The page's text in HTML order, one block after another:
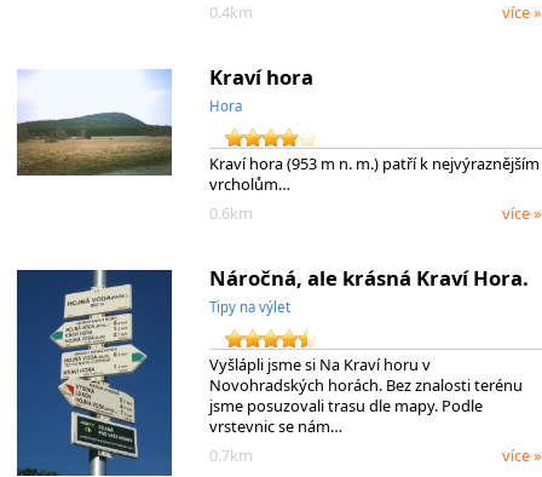
0.4km
více »
Kraví hora
Hora
Kraví hora (953 m n. m.) patří k nejvýraznějším
vrcholům…
0.6km
více »
Náročná, ale krásná Kraví Hora.
Tipy na výlet
Vyšlápli jsme si Na Kraví horu v
Novohradských horách. Bez znalosti terénu
jsme posuzovali trasu dle mapy. Podle
vrstevnic se nám…
0.7km
více »